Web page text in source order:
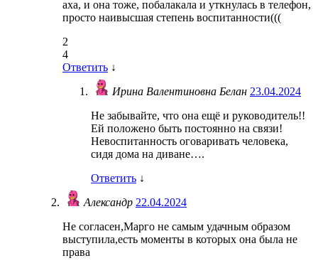
аха, и она тоже, побалакала и уткнулась в телефон,
просто наивысшая степень воспитанности(((
2
4
Ответить ↓
Ирина Валентиновна Белан 23.04.2024
Не забывайте, что она ещё и руководитель!!
Ей положено быть постоянно на связи!
Невоспитанность оговаривать человека,
сидя дома на диване….
Ответить ↓
Александр 22.04.2024
Не согласен,Марго не самым удачным образом
выступила,есть моменты в которых она была не
права